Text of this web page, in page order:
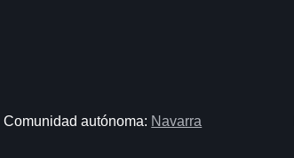
Comunidad autónoma: Navarra